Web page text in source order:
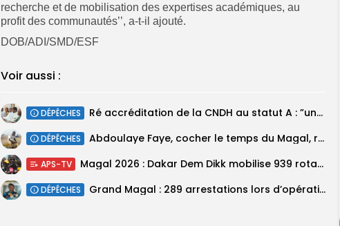
recherche et de mobilisation des expertises académiques, au
profit des communautés’’, a-t-il ajouté.
DOB/ADI/SMD/ESF
Voir aussi :
DÉPÊCHES Ré accréditation de la CNDH au statut A : ”une priorité nationale”,...
DÉPÊCHES Abdoulaye Faye, cocher le temps du Magal, rêve d’un lendemain meilleur
APS-TV Magal 2026 : Dakar Dem Dikk mobilise 939 rotations et transporte près...
DÉPÊCHES Grand Magal : 289 arrestations lors d’opérations préventives de sécurisation